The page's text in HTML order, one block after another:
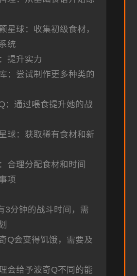
星球：收集初级食材，
统
提升实力
：尝试制作更多种类的
：通过喂食提升她的战
球：获取稀有食材和新
合理分配食材和时间
项
3分钟的战斗时间，需
Q会变得饥饿，需要及
会给予波奇Q不同的能